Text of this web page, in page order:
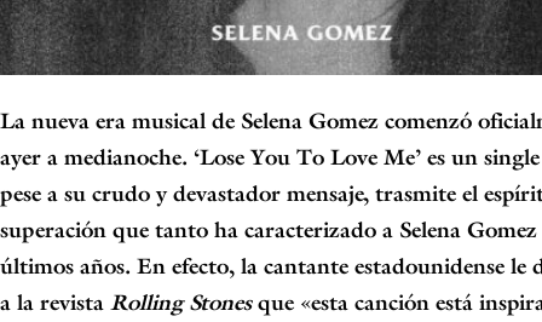
La nueva era musical de Selena Gomez comenzó
ayer a medianoche. ‘Lose You To Love Me’ es un
pese a su crudo y devastador mensaje, trasmite el
superación que tanto ha caracterizado a Selena Gomez
últimos años. En efecto, la cantante estadounidense le
a la revista Rolling Stonesque «esta canción está